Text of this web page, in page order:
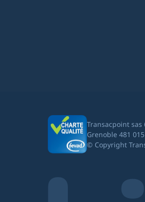
Transacpoint sas
Grenoble 481
© Copyright